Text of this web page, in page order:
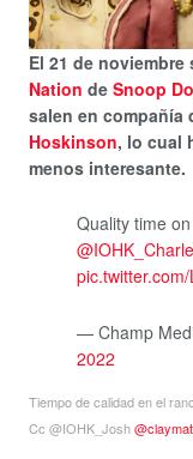
El 21 de noviembre
Nation de Snoop
salen en compañía
Hoskinson, lo cual
menos interesante.
Quality time
— Champ
2022
Tiempo de calidad en el
Cc @IOHK_Josh